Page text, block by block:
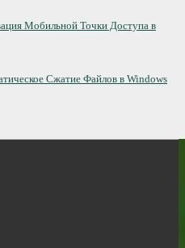
Мобильной Точки Доступа в
Сжатие Файлов в Windows